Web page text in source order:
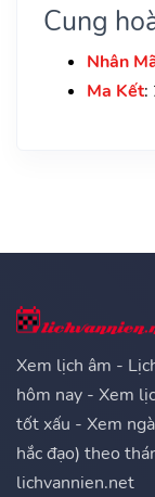
Cung
Nhân
Ma Kết:
Xem lịch âm -
hôm nay - Xem
tốt xấu - Xem
hắc đạo) theo
lichvannien.net